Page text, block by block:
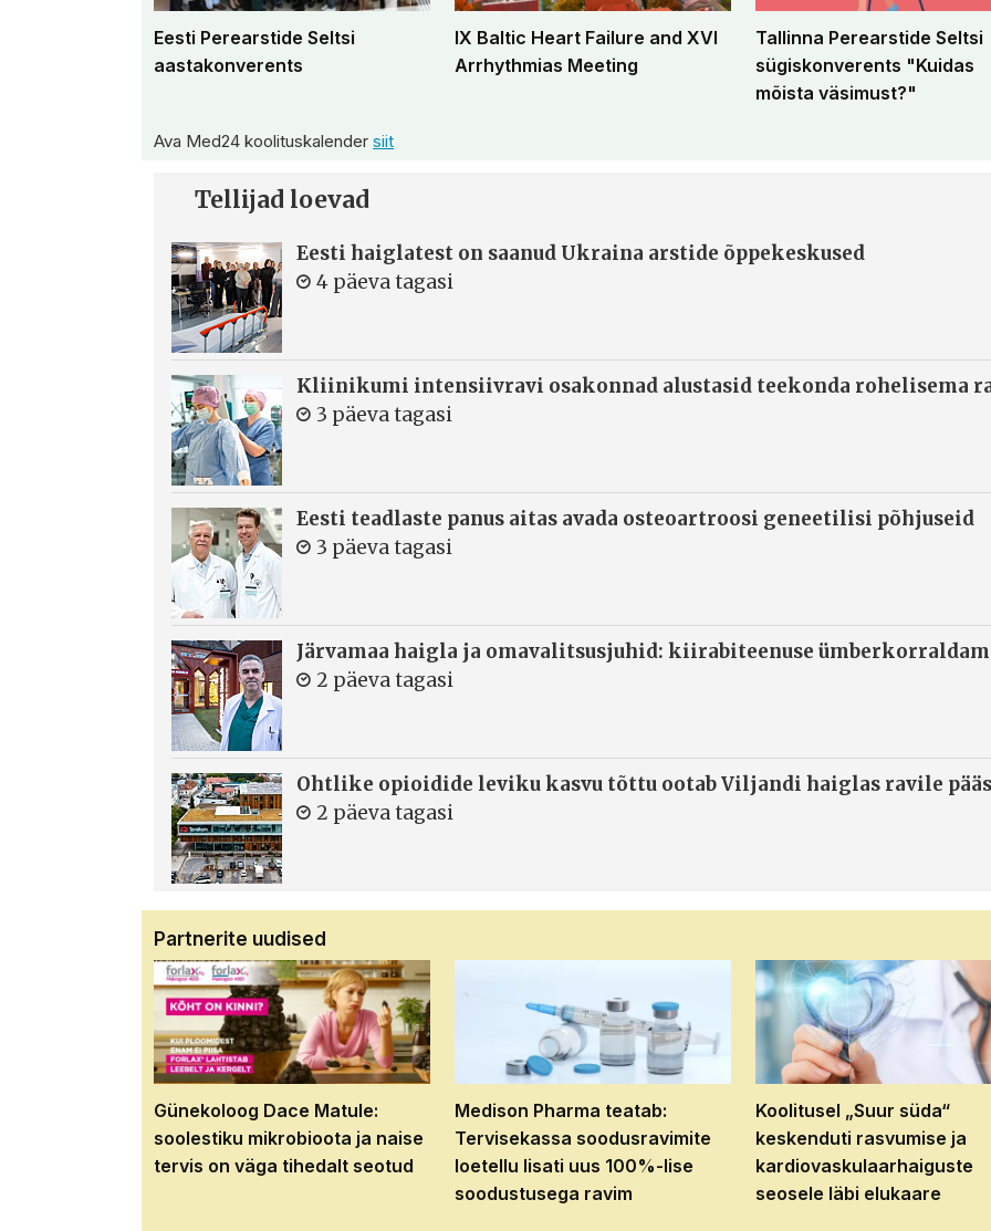
Eesti Perearstide Seltsi
aastakonverents
IX Baltic Heart Failure and XVI
Arrhythmias Meeting
Tallinna Perearstide Seltsi
sügiskonverents "Kuidas
mõista väsimust?"
Ava Med24 koolituskalendersiit
Tellijad loevad
Eesti haiglatest on saanud Ukraina arstide õppekeskused
4 päeva tagasi
Kliinikumi intensiivravi osakonnad alustasid teekonda rohelisema
3 päeva tagasi
Eesti teadlaste panus aitas avada osteoartroosi geneetilisi põhjuseid
3 päeva tagasi
Järvamaa haigla ja omavalitsusjuhid: kiirabiteenuse
2 päeva tagasi
Ohtlike opioidide leviku kasvu tõttu ootab Viljandi haiglas ravile
2 päeva tagasi
Partnerite uudised
Günekoloog Dace Matule:
soolestiku mikrobioota ja naise
tervis on väga tihedalt seotud
Medison Pharma teatab:
Tervisekassa soodusravimite
loetellu lisati uus 100%-lise
soodustusega ravim
Koolitusel „Suur süda“
keskenduti rasvumise ja
kardiovaskulaarhaiguste
seosele läbi elukaare